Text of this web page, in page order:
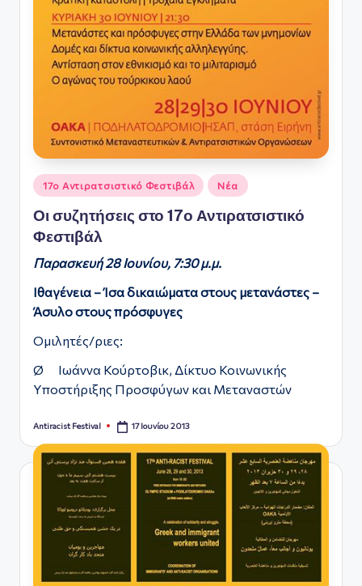
Αναρτήθηκε
σε
17ο Αντιρατσιστικό Φεστιβάλ Νέα
Οι συζητήσεις στο 17ο Αντιρατσιστικό
Φεστιβάλ
Παρασκευή 28 Ιουνίου, 7:30 μ.μ.
Ιθαγένεια – Ίσα δικαιώματα στους μετανάστες –
Άσυλο στους πρόσφυγες
Ομιλητές/ριες:
Ø Ιωάννα Κούρτοβικ, Δίκτυο Κοινωνικής
Υποστήριξης Προσφύγων και Μεταναστών
Συγγραφέας:
Antiracist Festival 17 Ιουνίου 2013